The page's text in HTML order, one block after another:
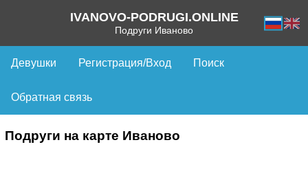
IVANOVO-PODRUGI.ONLINE
Подруги Иваново
Девушки Регистрация/Вход Поиск
Обратная связь
Подруги на карте Иваново